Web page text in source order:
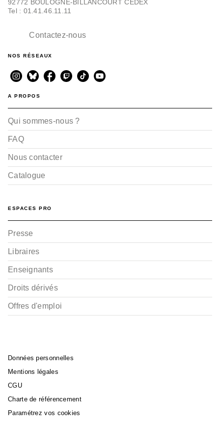
92772 BOULOGNE-BILLANCOURT CEDEX
Tel : 01.41.46.11.11
Contactez-nous
NOS RÉSEAUX
A PROPOS
Qui sommes-nous ?
FAQ
Nous contacter
Catalogue
ESPACES PRO
Presse
Libraires
Enseignants
Droits dérivés
Offres d'emploi
Données personnelles
Mentions légales
CGU
Charte de référencement
Paramétrez vos cookies